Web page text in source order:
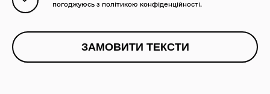
погоджуюсь з політикою конфіденційності.